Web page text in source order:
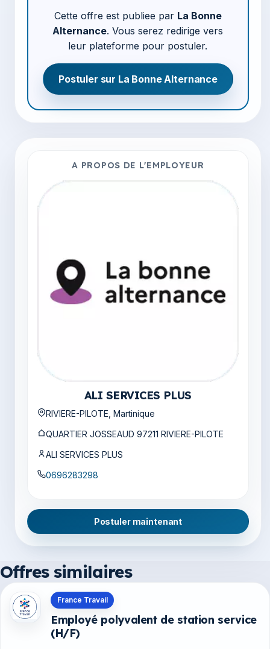
Cette offre est publiee par La Bonne
Alternance. Vous serez redirige vers
leur plateforme pour postuler.
Postuler sur La Bonne Alternance
A PROPOS DE L'EMPLOYEUR
ALI SERVICES PLUS
RIVIERE-PILOTE, Martinique
QUARTIER JOSSEAUD 97211 RIVIERE-PILOTE
ALI SERVICES PLUS
0696283298
Postuler maintenant
Offres similaires
France Travail
Employé polyvalent de station service
(H/F)
Offres en Martinique